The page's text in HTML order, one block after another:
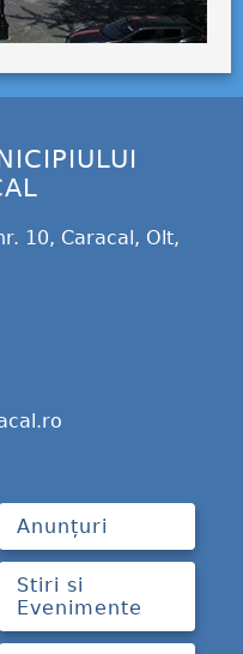
10, Caracal, Olt,
Anunțuri
Stiri si
Evenimente